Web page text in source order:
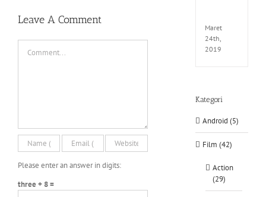
Leave A Comment
Please enter an answer in digits:
three + 8 =
Maret
24th,
2019
Kategori
Android (5)
Film (42)
Action
(29)